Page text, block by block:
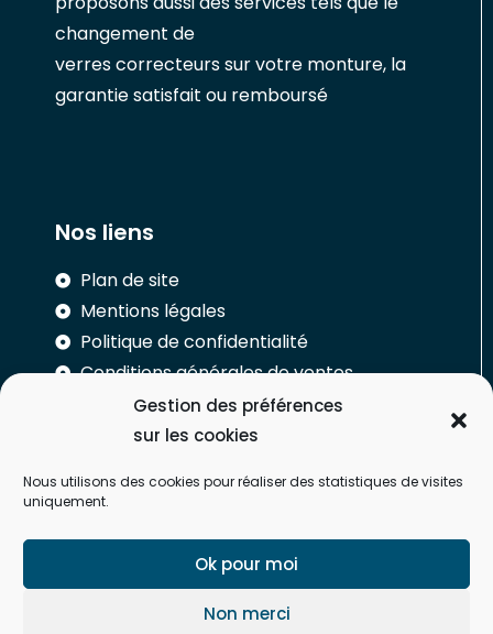
Gestion des préférences
sur les cookies
Nous utilisons des cookies pour réaliser des statistiques de visites
uniquement.
Ok pour moi
Non merci
changement de
verres correcteurs sur votre monture, la
garantie satisfait ou remboursé
Nos liens
Plan de site
Mentions légales
Politique de confidentialité
Conditions générales de ventes
Réalisation
Regardez-moi.fr est le spécialiste des lunettes moins